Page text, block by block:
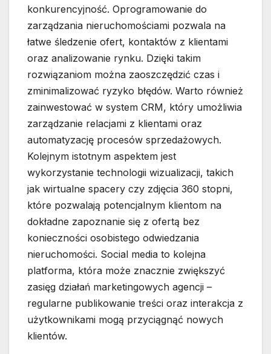
konkurencyjność. Oprogramowanie do
zarządzania nieruchomościami pozwala na
łatwe śledzenie ofert, kontaktów z klientami
oraz analizowanie rynku. Dzięki takim
rozwiązaniom można zaoszczędzić czas i
zminimalizować ryzyko błędów. Warto również
zainwestować w system CRM, który umożliwia
zarządzanie relacjami z klientami oraz
automatyzację procesów sprzedażowych.
Kolejnym istotnym aspektem jest
wykorzystanie technologii wizualizacji, takich
jak wirtualne spacery czy zdjęcia 360 stopni,
które pozwalają potencjalnym klientom na
dokładne zapoznanie się z ofertą bez
konieczności osobistego odwiedzania
nieruchomości. Social media to kolejna
platforma, która może znacznie zwiększyć
zasięg działań marketingowych agencji –
regularne publikowanie treści oraz interakcja z
użytkownikami mogą przyciągnąć nowych
klientów.